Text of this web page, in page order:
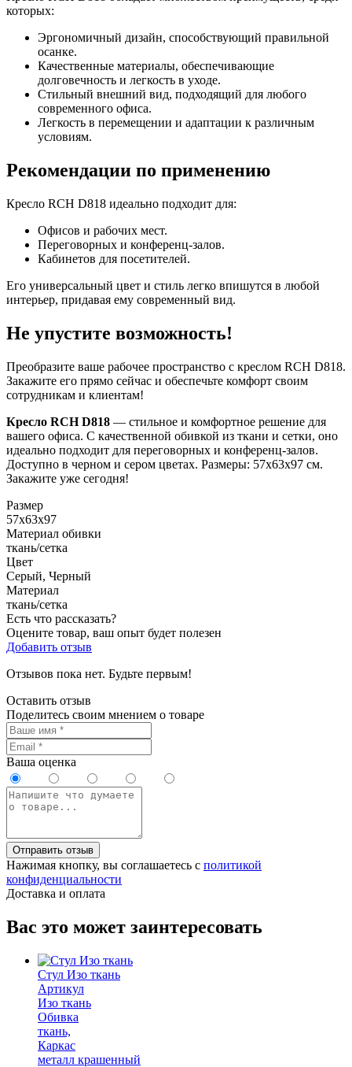
которых:
Эргономичный дизайн, способствующий правильной
осанке.
Качественные материалы, обеспечивающие
долговечность и легкость в уходе.
Стильный внешний вид, подходящий для любого
современного офиса.
Легкость в перемещении и адаптации к различным
условиям.
Рекомендации по применению
Кресло RCH D818 идеально подходит для:
Офисов и рабочих мест.
Переговорных и конференц-залов.
Кабинетов для посетителей.
Его универсальный цвет и стиль легко впишутся в любой
интерьер, придавая ему современный вид.
Не упустите возможность!
Преобразите ваше рабочее пространство с креслом RCH D818.
Закажите его прямо сейчас и обеспечьте комфорт своим
сотрудникам и клиентам!
Кресло RCH D818 — стильное и комфортное решение для
вашего офиса. С качественной обивкой из ткани и сетки, оно
идеально подходит для переговорных и конференц-залов.
Доступно в черном и сером цветах. Размеры: 57х63х97 см.
Закажите уже сегодня!
Размер
57х63х97
Материал обивки
ткань/сетка
Цвет
Серый, Черный
Материал
ткань/сетка
Есть что рассказать?
Оцените товар, ваш опыт будет полезен
Добавить отзыв
Отзывов пока нет. Будьте первым!
Оставить отзыв
Поделитесь своим мнением о товаре
Ваша оценка
Отправить отзыв
Нажимая кнопку, вы соглашаетесь с политикой
конфиденциальности
Доставка и оплата
Вас это может заинтересовать
Стул Изо ткань
Артикул
Изо ткань
Обивка
ткань,
Каркас
металл крашенный